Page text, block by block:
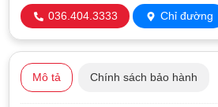
036.404.3333
Chỉ đường
Mô tả Chính sách bảo hành